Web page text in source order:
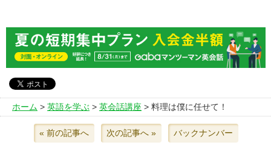
ホーム > 英語を学ぶ > 英会話講座 > 料理は僕に任せて！
« 前の記事へ 次の記事へ » バックナンバー